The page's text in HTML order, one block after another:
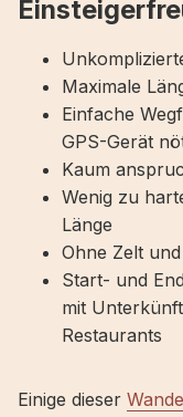
Maximale
Einfache
GPS-Gerät
Kaum
Wenig zu
Länge
Ohne Zelt
Start- und
mit
Restaurants
Einige dieser